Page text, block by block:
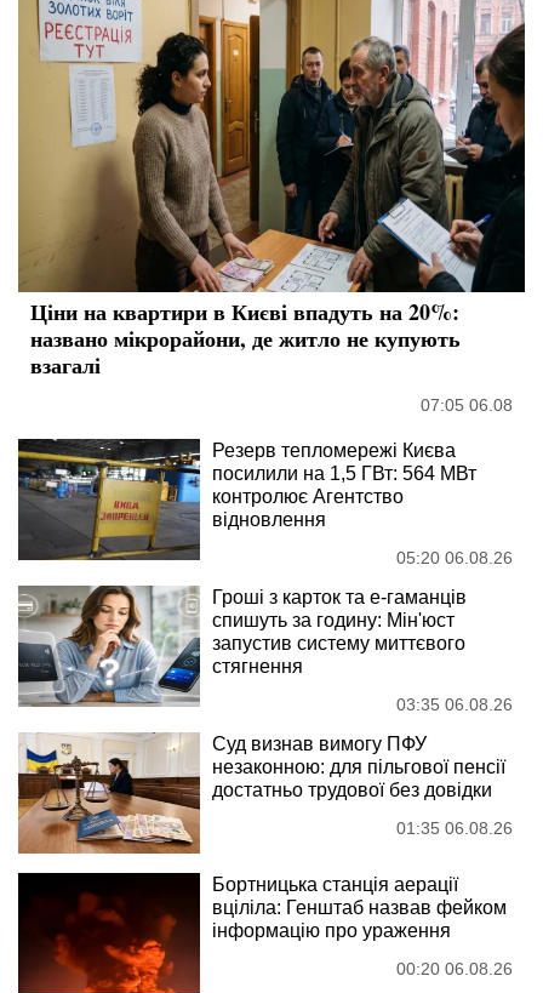
Ціни на квартири в Києві впадуть на 20%:
названо мікрорайони, де житло не купують
взагалі
07:05 06.08
Резерв тепломережі Києва
посилили на 1,5 ГВт: 564 МВт
контролює Агентство
відновлення
05:20 06.08.26
Гроші з карток та е-гаманців
спишуть за годину: Мін'юст
запустив систему миттєвого
стягнення
03:35 06.08.26
Суд визнав вимогу ПФУ
незаконною: для пільгової пенсії
достатньо трудової без довідки
01:35 06.08.26
Бортницька станція аерації
вціліла: Генштаб назвав фейком
інформацію про ураження
00:20 06.08.26